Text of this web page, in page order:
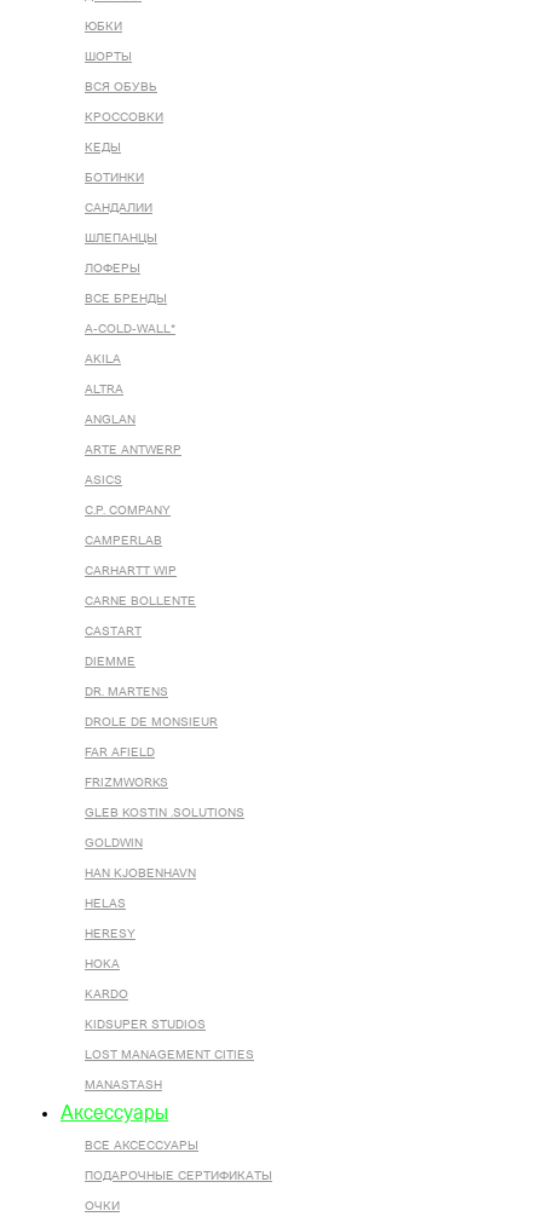
ЮБКИ
ШОРТЫ
ВСЯ ОБУВЬ
КРОССОВКИ
КЕДЫ
БОТИНКИ
САНДАЛИИ
ШЛЕПАНЦЫ
ЛОФЕРЫ
ВСЕ БРЕНДЫ
A-COLD-WALL*
AKILA
ALTRA
ANGLAN
ARTE ANTWERP
ASICS
C.P. COMPANY
CAMPERLAB
CARHARTT WIP
CARNE BOLLENTE
CASTART
DIEMME
DR. MARTENS
DROLE DE MONSIEUR
FAR AFIELD
FRIZMWORKS
GLEB KOSTIN .SOLUTIONS
GOLDWIN
HAN KJOBENHAVN
HELAS
HERESY
HOKA
KARDO
KIDSUPER STUDIOS
LOST MANAGEMENT CITIES
MANASTASH
Аксессуары
ВСЕ AКСЕССУАРЫ
ПОДАРОЧНЫЕ СЕРТИФИКАТЫ
ОЧКИ